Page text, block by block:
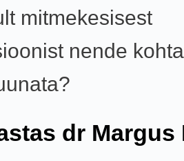
mitmekesisest
nende
dr Margus